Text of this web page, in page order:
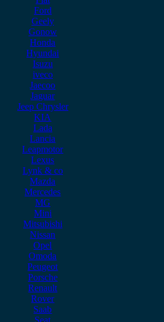
Ford
Geely
Gonow
Honda
Hyundai
Isuzu
iveco
Jaecoo
Jaguar
Jeep Chrysler
KIA
Lada
Lancia
Leapmotor
Lexus
Lynk & co
Mazda
Mercedes
MG
Mini
Mitsubishi
Nissan
Opel
Omoda
Peugeot
Porsche
Renault
Rover
Saab
Seat